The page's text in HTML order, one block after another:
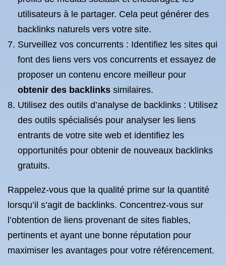
utilisateurs à le partager. Cela peut générer des
backlinks naturels vers votre site.
Surveillez vos concurrents : Identifiez les sites qui
font des liens vers vos concurrents et essayez de
proposer un contenu encore meilleur pour
obtenir des backlinks similaires.
Utilisez des outils d’analyse de backlinks : Utilisez
des outils spécialisés pour analyser les liens
entrants de votre site web et identifiez les
opportunités pour obtenir de nouveaux backlinks
gratuits.
Rappelez-vous que la qualité prime sur la quantité
lorsqu’il s’agit de backlinks. Concentrez-vous sur
l’obtention de liens provenant de sites fiables,
pertinents et ayant une bonne réputation pour
maximiser les avantages pour votre référencement.